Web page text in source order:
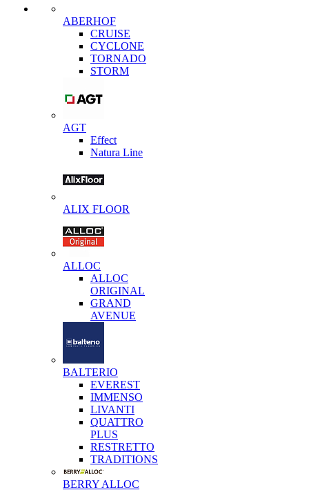
ABERHOF
CRUISE
CYCLONE
TORNADO
STORM
AGT
Effect
Natura Line
ALIX FLOOR
ALLOC
ALLOC
ORIGINAL
GRAND
AVENUE
BALTERIO
EVEREST
IMMENSO
LIVANTI
QUATTRO
PLUS
RESTRETTO
TRADITIONS
BERRY ALLOC